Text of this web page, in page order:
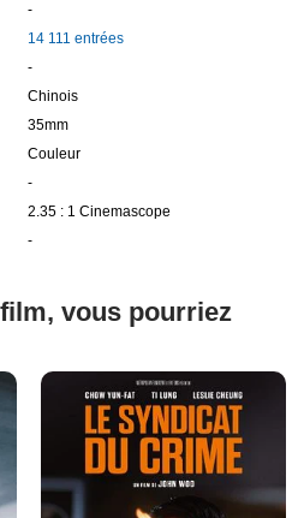
-
14 111 entrées
-
Chinois
35mm
Couleur
-
2.35 : 1 Cinemascope
-
vous pourriez